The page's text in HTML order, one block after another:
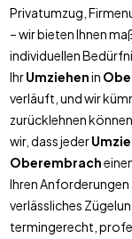
Privatumzug,
– wir bieten Ihnen
individuellen
IhrUmziehenin
verläuft, und wir
zurücklehnen
wir, dass jeder
Oberembrach
Ihren Anforderungen
verlässliches
termingerecht,